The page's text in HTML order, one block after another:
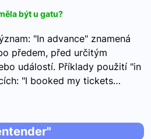
být u gatu?
"In advance" znamená
předem, před určitým
událostí. Příklady použití "in
"I booked my tickets…